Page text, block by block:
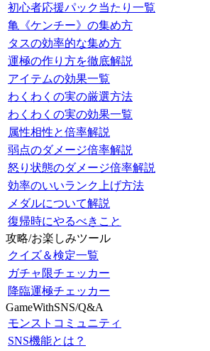
初心者応援パック当たり一覧
亀《ケンチー》の集め方
タスの効率的な集め方
運極の作り方を徹底解説
アイテムの効果一覧
わくわくの実の厳選方法
わくわくの実の効果一覧
属性相性と倍率解説
弱点のダメージ倍率解説
怒り状態のダメージ倍率解説
効率のいいランク上げ方法
メダルについて解説
復帰時にやるべきこと
攻略/お楽しみツール
クイズ＆検定一覧
ガチャ限チェッカー
降臨運極チェッカー
GameWithSNS/Q&A
モンストコミュニティ
SNS機能とは？